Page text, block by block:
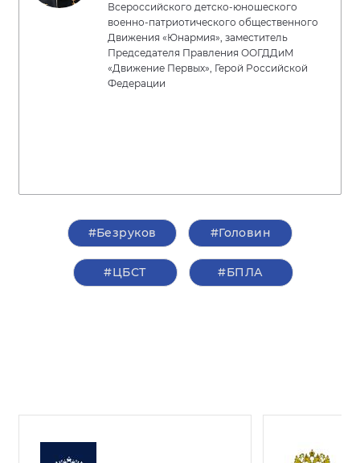
Всероссийского детско-юношеского
военно-патриотического общественного
Движения «Юнармия», заместитель
Председателя Правления ООГДДиМ
«Движение Первых», Герой Российской
Федерации
#Безруков #Головин
#ЦБСТ #БПЛА